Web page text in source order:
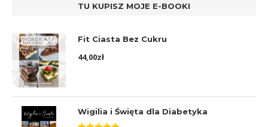
TU KUPISZ MOJE E-BOOKI
Fit Ciasta Bez Cukru
44,00zł
Wigilia i Święta dla Diabetyka